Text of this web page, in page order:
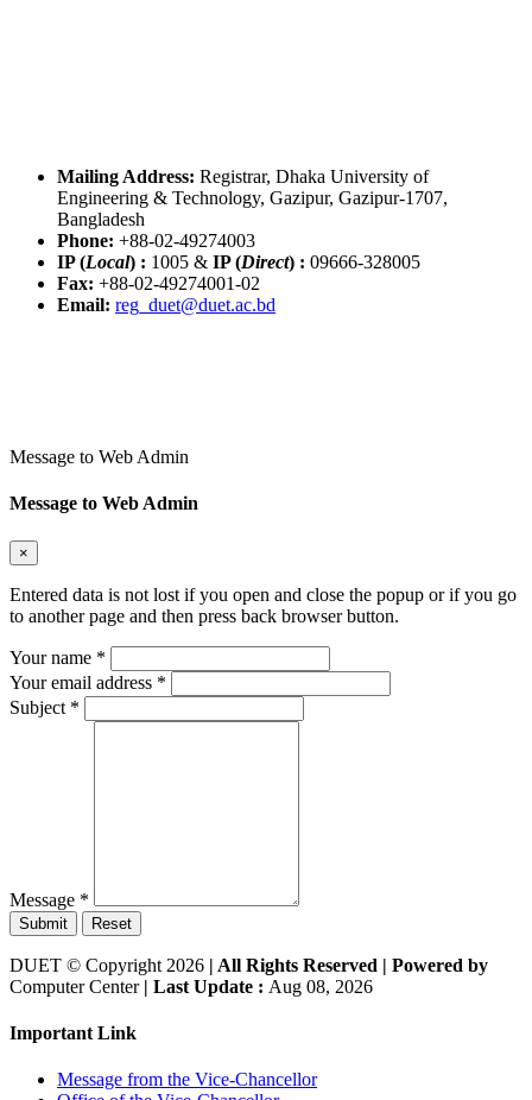
Mailing Address: Registrar, Dhaka University of
Engineering & Technology, Gazipur, Gazipur-1707,
Bangladesh
Phone: +88-02-49274003
IP (Local) : 1005 & IP (Direct) : 09666-328005
Fax: +88-02-49274001-02
Email: reg_duet@duet.ac.bd
Message to Web Admin
Message to Web Admin
×
Entered data is not lost if you open and close the popup or if you go
to another page and then press back browser button.
Your name *
Your email address *
Subject *
Message *
Submit Reset
DUET © Copyright 2026 | All Rights Reserved | Powered by
Computer Center | Last Update : Aug 08, 2026
Important Link
Message from the Vice-Chancellor